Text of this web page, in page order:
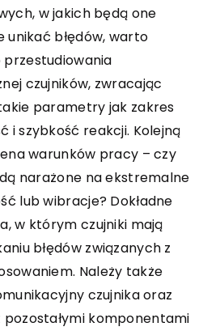
w jakich będą one
unikać błędów, warto
przestudiowania
czujników, zwracając
parametry jak zakres
i szybkość reakcji. Kolejną
warunków pracy – czy
narażone na ekstremalne
lub wibracje? Dokładne
w którym czujniki mają
błędów związanych z
Należy także
czujnika oraz
komponentami